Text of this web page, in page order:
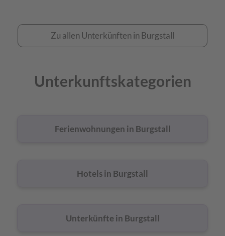
Zu
allen
Zu allen Unterkünften in Burgstall
Unterkunftskategorien
Ferienwohnungen in Burgstall
Hotels in Burgstall
Unterkünfte in Burgstall